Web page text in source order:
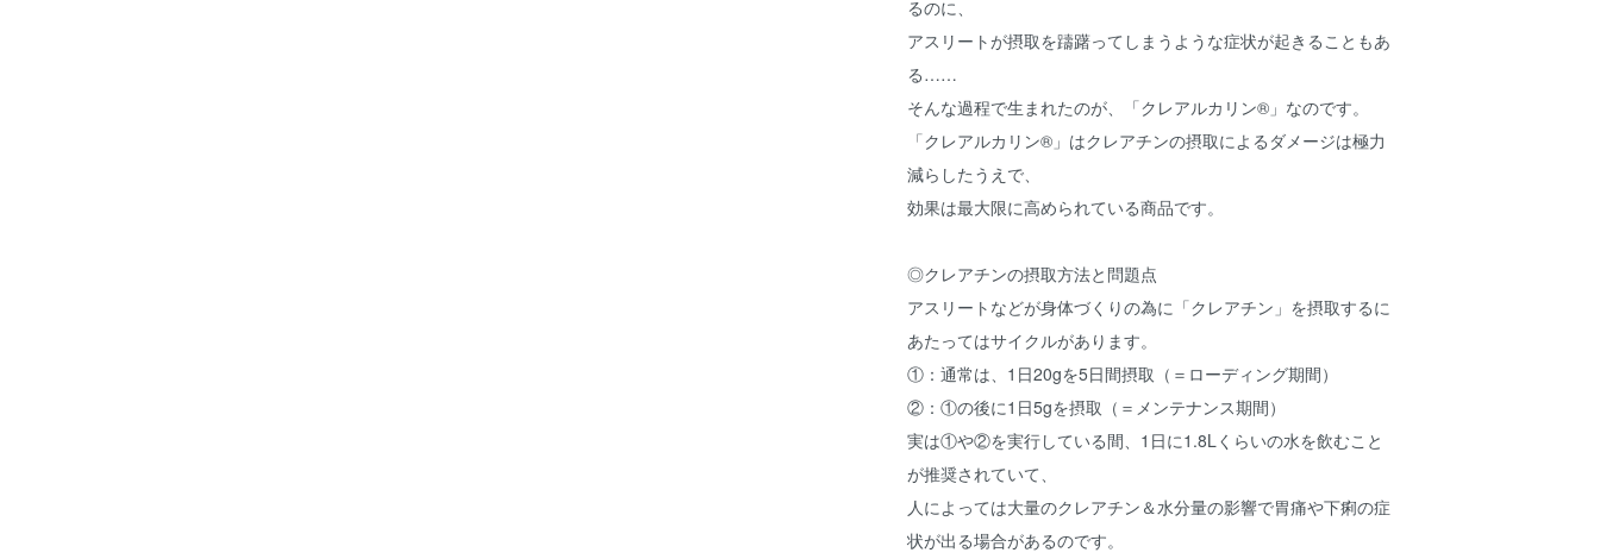
るのに、
アスリートが摂取を躊躇ってしまうような症状が起きることもあ
る……
そんな過程で生まれたのが、「クレアルカリン®」なのです。
「クレアルカリン®」はクレアチンの摂取によるダメージは極力
減らしたうえで、
効果は最大限に高められている商品です。
◎クレアチンの摂取方法と問題点
アスリートなどが身体づくりの為に「クレアチン」を摂取するに
あたってはサイクルがあります。
①：通常は、1日20gを5日間摂取（＝ローディング期間）
②：①の後に1日5gを摂取（＝メンテナンス期間）
実は①や②を実行している間、1日に1.8Lくらいの水を飲むこと
が推奨されていて、
人によっては大量のクレアチン＆水分量の影響で胃痛や下痢の症
状が出る場合があるのです。